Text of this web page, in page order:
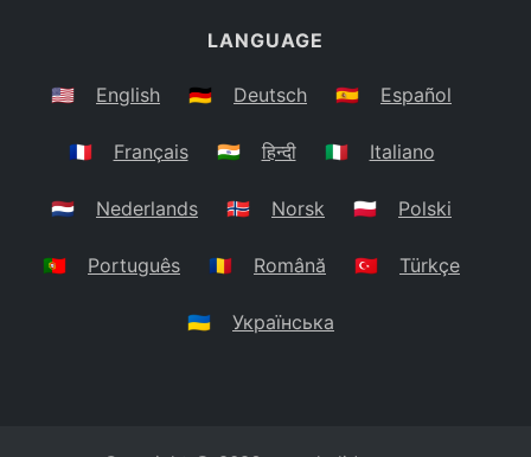
LANGUAGE
🇺🇸 English 🇩🇪 Deutsch 🇪🇸 Español
🇫🇷 Français 🇮🇳 हिन्दी 🇮🇹 Italiano
🇳🇱 Nederlands 🇳🇴 Norsk 🇵🇱 Polski
🇵🇹 Português 🇷🇴 Română 🇹🇷 Türkçe
🇺🇦 Українська